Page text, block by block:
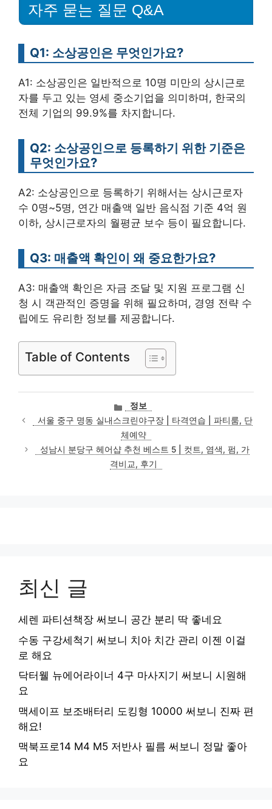
자주 묻는 질문 Q&A
Q1: 소상공인은 무엇인가요?
A1: 소상공인은 일반적으로 10명 미만의 상시근로
자를 두고 있는 영세 중소기업을 의미하며, 한국의
전체 기업의 99.9%를 차지합니다.
Q2: 소상공인으로 등록하기 위한 기준은
무엇인가요?
A2: 소상공인으로 등록하기 위해서는 상시근로자
수 0명~5명, 연간 매출액 일반 음식점 기준 4억 원
이하, 상시근로자의 월평균 보수 등이 필요합니다.
Q3: 매출액 확인이 왜 중요한가요?
A3: 매출액 확인은 자금 조달 및 지원 프로그램 신
청 시 객관적인 증명을 위해 필요하며, 경영 전략 수
립에도 유리한 정보를 제공합니다.
Table of Contents
카
테
고
리
정보
서울 중구 명동 실내스크린야구장 | 타격연습 | 파티룸, 단
체예약
성남시 분당구 헤어샵 추천 베스트 5 | 컷트, 염색, 펌, 가
격비교, 후기
최신 글
세렌 파티션책장 써보니 공간 분리 딱 좋네요
수동 구강세척기 써보니 치아 치간 관리 이젠 이걸
로 해요
닥터웰 뉴에어라이너 4구 마사지기 써보니 시원해
요
맥세이프 보조배터리 도킹형 10000 써보니 진짜 편
해요!
맥북프로14 M4 M5 저반사 필름 써보니 정말 좋아
요